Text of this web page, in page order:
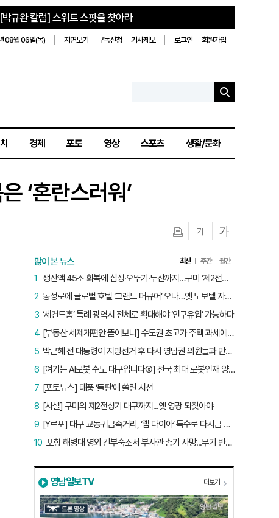
[박규완 칼럼] 스위트 스팟을 찾아라
08월 06일(목) 지면보기 구독신청 기사제보 로그인 회원가입
경제 포토 영상 스포츠 생활/문화
‘혼란스러워’
글자작게글자크게
많이 본 뉴스 최신 주간 월간
생산액 45조 회복에 삼성·오뚜기·두산까지…구미 ‘제2전성기’ 시작됐다
1
동성로에 글로벌 호텔 ‘그랜드 머큐어’ 오나…옛 노보텔 자리 사무실 개설
2
‘세컨드홈’ 특례 광역시 전체로 확대해야 ‘인구유입’ 가능하다
3
[부동산 세제개편안 뜯어보니] 수도권 초고가 주택 과세에만 초점…침체된 지방 부동산 대책은 없다
4
박근혜 전 대통령이 지방선거 후 다시 영남권 의원들과 만난 이유는?
5
[여기는 AI로봇 수도 대구입니다⑤] 전국 최대 로봇인재 양성소…“대구산업 맞춤형 교육과정 만들자”
6
[포토뉴스] 태풍 ‘돌핀’에 쏠린 시선
7
[사설] 구미의 제2전성기 대구까지...옛 영광 되찾아야
8
[Y르포] 대구 교동귀금속거리, ‘랩 다이아’ 특수로 다시금 활기…“반짝 인기 의존 않는 지속 가능 성장 동력 마련해야”
9
포항 해병대 영외 간부숙소서 부사관 총기 사망...무기 반출 비상
10
영남일보TV 더보기